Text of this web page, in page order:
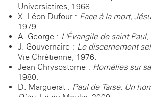
Universiatires, 1968.
X. Léon-Dufour : Face à la mort,
1979.
A. George : L'Évangile de saint Paul,
J. Gouvernaire : Le discernement
Vie Chrétienne, 1976.
Jean Chrysostome : Homélies sur
1980.
D. Marguerat : Paul de Tarse. Un